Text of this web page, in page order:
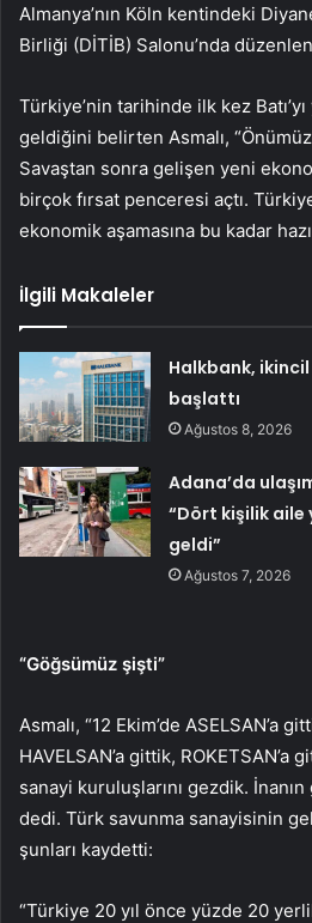
Almanya’nın Köln kentindeki
Birliği (DİTİB) Salonu’nda
Türkiye’nin tarihinde ilk kez
geldiğini belirten Asmalı,
Savaştan sonra gelişen yeni
birçok fırsat penceresi açtı.
ekonomik aşamasına bu kadar
İlgili Makaleler
Halkbank,
başlattı
Ağustos 8, 2026
Adana’da
“Dört kişilik aile
geldi”
Ağustos 7, 2026
“Göğsümüz şişti”
Asmalı, “12 Ekim’de ASELSAN’a
HAVELSAN’a gittik, ROKETSAN’a
sanayi kuruluşlarını gezdik. İnanın
dedi. Türk savunma sanayisinin
şunları kaydetti:
“Türkiye 20 yıl önce yüzde 20